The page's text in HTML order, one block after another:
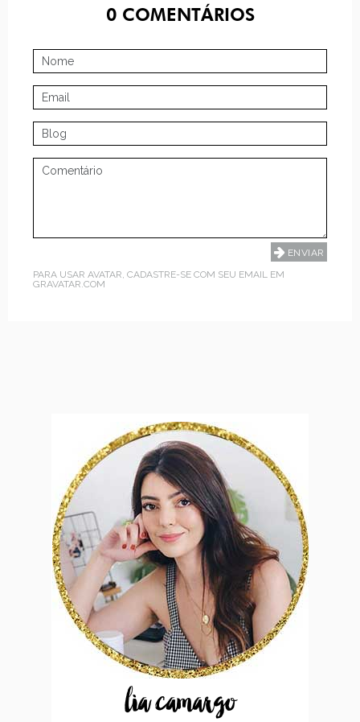
0COMENTÁRIOS
PARA USAR AVATAR, CADASTRE-SE COM SEU EMAIL EM
GRAVATAR.COM
lia camargo